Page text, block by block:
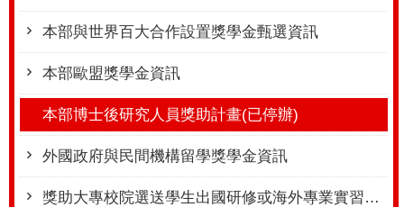
本部與世界百大合作設置獎學金甄選資訊
本部歐盟獎學金資訊
本部博士後研究人員獎助計畫(已停辦)
外國政府與民間機構留學獎學金資訊
獎助大專校院選送學生出國研修或海外專業實習計畫(學海計畫系列)